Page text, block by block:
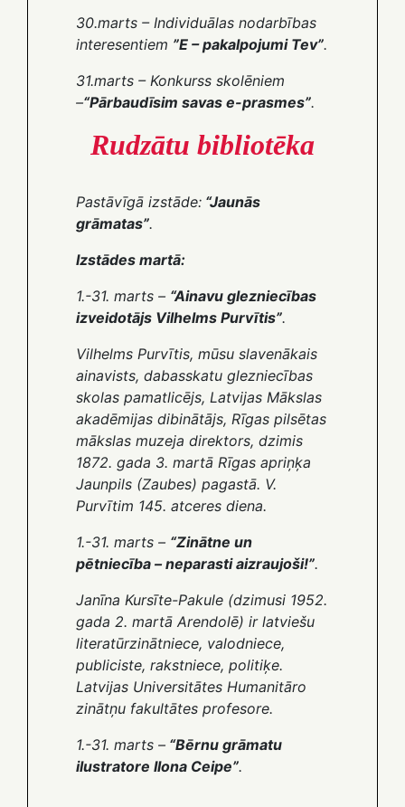
30.marts – Individuālas nodarbības
interesentiem ”E – pakalpojumi Tev”.
31.marts – Konkurss skolēniem
–“Pārbaudīsim savas e-prasmes”.
Rudzātu bibliotēka
Pastāvīgā izstāde: “Jaunās
grāmatas”.
Izstādes martā:
1.-31. marts – “Ainavu glezniecības
izveidotājs Vilhelms Purvītis”.
Vilhelms Purvītis, mūsu slavenākais
ainavists, dabasskatu glezniecības
skolas pamatlicējs, Latvijas Mākslas
akadēmijas dibinātājs, Rīgas pilsētas
mākslas muzeja direktors, dzimis
1872. gada 3. martā Rīgas apriņķa
Jaunpils (Zaubes) pagastā. V.
Purvītim 145. atceres diena.
1.-31. marts – “Zinātne un
pētniecība – neparasti aizraujoši!”.
Janīna Kursīte-Pakule (dzimusi 1952.
gada 2. martā Arendolē) ir latviešu
literatūrzinātniece, valodniece,
publiciste, rakstniece, politiķe.
Latvijas Universitātes Humanitāro
zinātņu fakultātes profesore.
1.-31. marts – “Bērnu grāmatu
ilustratore Ilona Ceipe”.